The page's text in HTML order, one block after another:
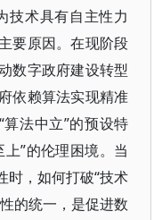
技术具有自主性力
要原因。在现阶段
数字政府建设转型
依赖算法实现精准
法中立”的预设特
”的伦理困境。当
时，如何打破“技术
的统一，是促进数